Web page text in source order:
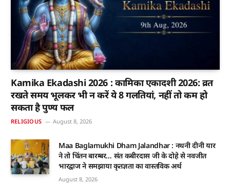
Kamika Ekadashi 2026 : कामिका एकादशी 2026: व्रत
रखते समय भूलकर भी न करें ये 8 गलतियां, नहीं तो कम हो
सकता है पुण्य फल
RELIGIOUS August 8, 2026
Maa Baglamukhi Dham Jalandhar : नथनी दीनी यार
ने तो चिंतन बारम्बर… संत कबीरदास जी के दोहे से नवजीत
भारद्वाज ने समझाया कृतज्ञता का वास्तविक अर्थ
August 8, 2026